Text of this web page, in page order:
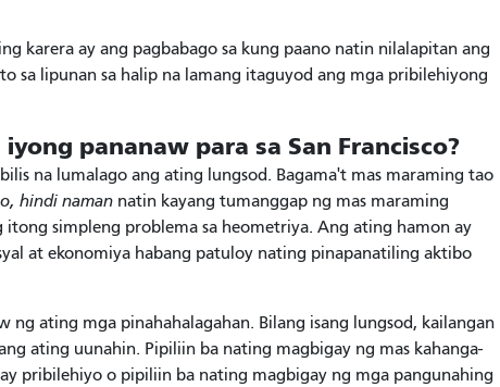
karera ay ang pagbabago sa kung paano natin nilalapitan ang
sa lipunan sa halip na lamang itaguyod ang mga pribilehiyong
pananaw para sa San Francisco?
na lumalago ang ating lungsod. Bagama't mas maraming tao
hindi naman natin kayang tumanggap ng mas maraming
itong simpleng problema sa heometriya. Ang ating hamon ay
at ekonomiya habang patuloy nating pinapanatiling aktibo
ng ating mga pinahahalagahan. Bilang isang lungsod, kailangan
ating uunahin. Pipiliin ba nating magbigay ng mas kahanga-
pribilehiyo o pipiliin ba nating magbigay ng mga pangunahing